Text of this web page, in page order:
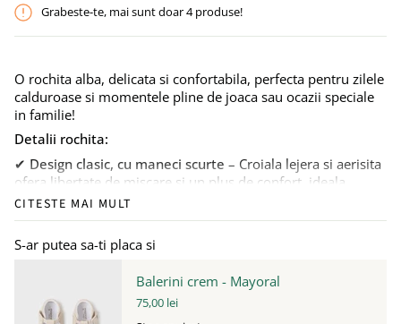
Grabeste-te, mai sunt doar4produse!
O rochita alba, delicata si confortabila, perfecta pentru zilele
calduroase si momentele pline de joaca sau ocazii speciale
in familie!
Detalii rochita:
✔ Design clasic, cu maneci scurte – Croiala lejera si aerisita
ofera libertate de miscare si un plus de confort, ideala
pentru stilul casual-chic.
✔Materiale antialergice si captuseala din bumbac–
Gandita special pentru pielea sensibila a bebelusilor, rochita
Imprimeu cu floricele
CITESTE MAI MULT
S-ar putea sa-ti placa si
Balerini crem - Mayoral
75,00 lei